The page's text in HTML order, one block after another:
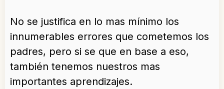
No se justifica en lo mas mínimo los
innumerables errores que cometemos los
padres, pero si se que en base a eso,
también tenemos nuestros mas
importantes aprendizajes.